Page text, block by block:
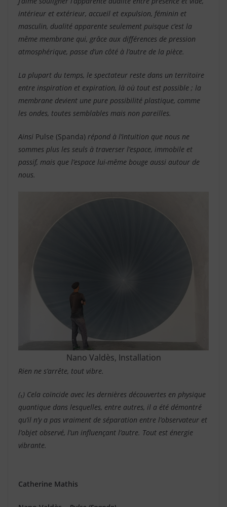
intérieur et extérieur, accueil et expulsion, féminin et
masculin, dualité apparente seulement puisque c’est la
même membrane qui, grâce aux différences de pression
atmosphérique, passe d’un côté à l’autre de la pièce.
La plupart du temps, le spectateur reste dans un territoire
entre inspiration et expiration, là où tout est possible ; la
membrane devient une pure possibilité plastique, comme
les ondes, toutes semblables mais non pareilles.
Ainsi Pulse (Spanda) répond à l’intuition que nous ne
sommes plus les seuls à traverser l’espace, immobile et
passif, mais que l’espace lui-même bouge aussi autour de
nous.
Nano Valdès, Installation
Rien ne s’arrête, tout vibre.
(₁) Cela coïncide avec les dernières découvertes en physique
quantique dans lesquelles, entre autres, il a été démontré
qu’il n’y a pas vraiment de séparation entre l’observateur et
l’objet observé, l’un influençant l’autre. Tout est énergie
vibrante.
Catherine Mathis